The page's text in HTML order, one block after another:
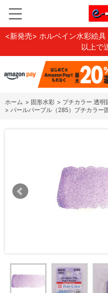
<新発売> ホルベイン水彩絵
以上で
ホーム > 固形水彩 > プチカラー 透明
> パールパープル（285）プチカラー